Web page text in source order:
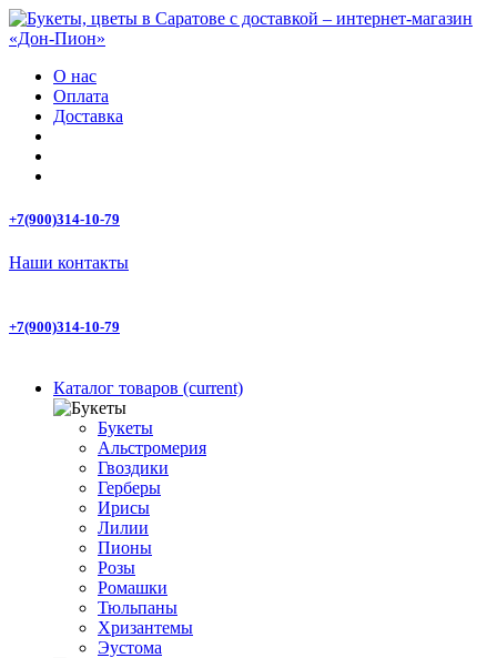
О нас
Оплата
Доставка
+7(900)314-10-79
Наши контакты
+7(900)314-10-79
Каталог товаров (current)
Букеты
Альстромерия
Гвоздики
Герберы
Ирисы
Лилии
Пионы
Розы
Ромашки
Тюльпаны
Хризантемы
Эустома